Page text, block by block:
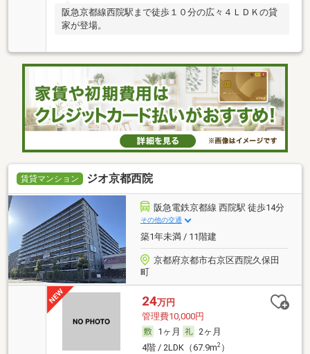
阪急京都線西院駅まで徒歩１０分の広々４ＬＤＫの貸
家が登場。
賃貸マンション ジオ京都西院
阪急電鉄京都線 西院駅 徒歩14分
その他の交通
築1年未満 / 11階建
京都府京都市右京区西院久保田
町
24万円
管理費10,000円
1ヶ月
2ヶ月
4階 / 2LDK（67.9m2）